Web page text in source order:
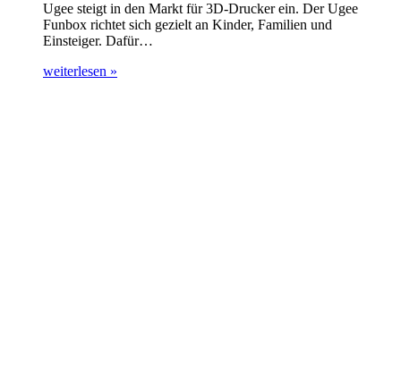
Ugee steigt in den Markt für 3D-Drucker ein. Der Ugee
Funbox richtet sich gezielt an Kinder, Familien und
Einsteiger. Dafür…
weiterlesen »